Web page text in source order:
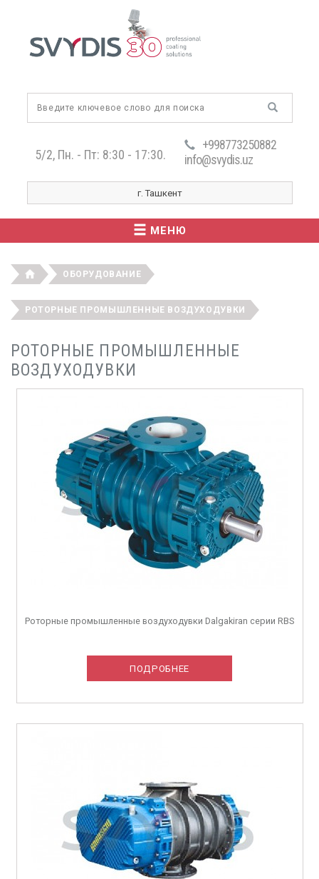
5/2, Пн. - Пт: 8:30 - 17:30.
+998773250882
info@svydis.uz
г. Ташкент
МЕНЮ
ОБОРУДОВАНИЕ
РОТОРНЫЕ ПРОМЫШЛЕННЫЕ ВОЗДУХОДУВКИ
РОТОРНЫЕ ПРОМЫШЛЕННЫЕ
ВОЗДУХОДУВКИ
Роторные промышленные воздуходувки Dalgakiran серии RBS
ПОДРОБНЕЕ